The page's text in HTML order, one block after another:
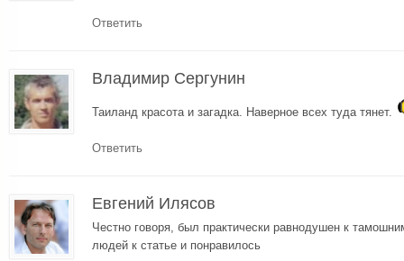
Ответить
Владимир Сергунин
Таиланд красота и загадка. Наверное всех туда тянет.
Ответить
Евгений Илясов
Честно говоря, был практически равнодушен к
людей к статье и понравилось